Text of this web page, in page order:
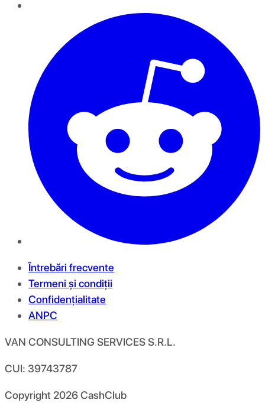
Întrebări frecvente
Termeni și condiții
Confidențialitate
ANPC
VAN CONSULTING SERVICES S.R.L.
CUI: 39743787
Copyright 2026CashClub